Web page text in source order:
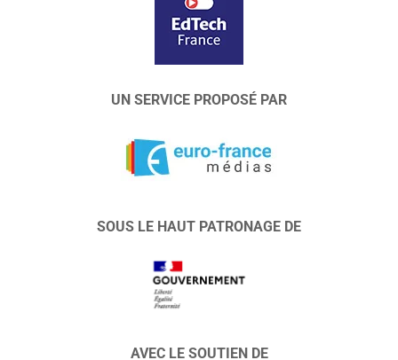
UN SERVICE PROPOSÉ PAR
SOUS LE HAUT PATRONAGE DE
AVEC LE SOUTIEN DE